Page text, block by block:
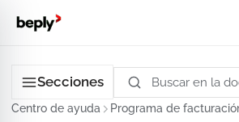
Secciones
Centro de ayuda Programa de